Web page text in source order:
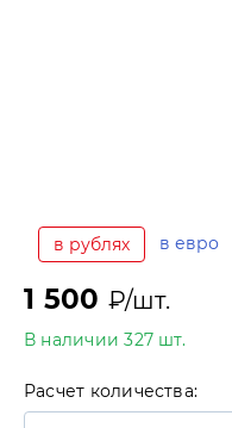
в рублях в евро
1 500 ₽/шт.
В наличии 327 шт.
Расчет количества: